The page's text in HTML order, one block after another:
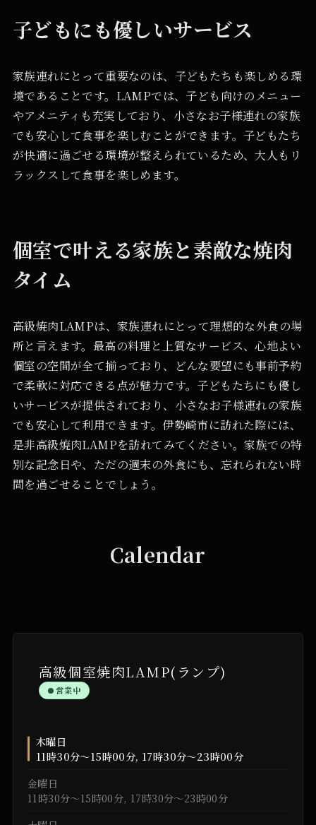
子どもにも優しいサービス
家族連れにとって重要なのは、子どもたちも楽しめる環
境であることです。LAMPでは、子ども向けのメニュー
やアメニティも充実しており、小さなお子様連れの家族
でも安心して食事を楽しむことができます。子どもたち
が快適に過ごせる環境が整えられているため、大人もリ
ラックスして食事を楽しめます。
個室で叶える家族と素敵な焼肉
タイム
高級焼肉LAMPは、家族連れにとって理想的な外食の場
所と言えます。最高の料理と上質なサービス、心地よい
個室の空間が全て揃っており、どんな要望にも事前予約
で柔軟に対応できる点が魅力です。子どもたちにも優し
いサービスが提供されており、小さなお子様連れの家族
でも安心して利用できます。伊勢崎市に訪れた際には、
是非高級焼肉LAMPを訪れてみてください。家族での特
別な記念日や、ただの週末の外食にも、忘れられない時
間を過ごせることでしょう。
Calendar
高級個室焼肉LAMP(ランプ)
営業中
木曜日
11時30分～15時00分, 17時30分～23時00分
金曜日
11時30分～15時00分, 17時30分～23時00分